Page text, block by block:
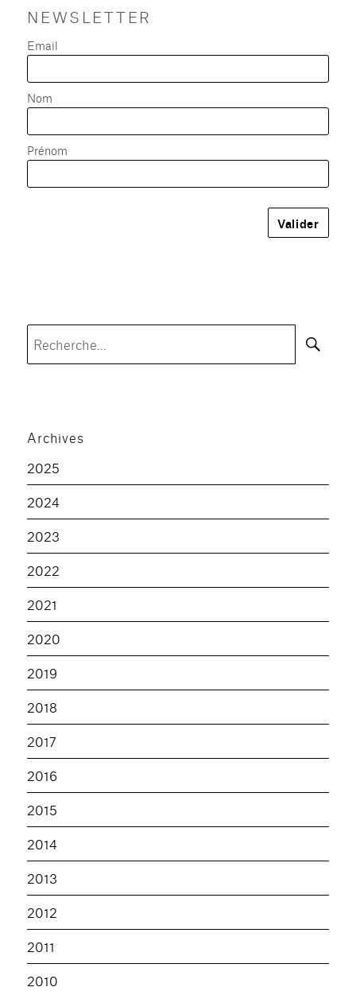
NEWSLETTER
Email
Nom
Prénom
Archives
2025
2024
2023
2022
2021
2020
2019
2018
2017
2016
2015
2014
2013
2012
2011
2010